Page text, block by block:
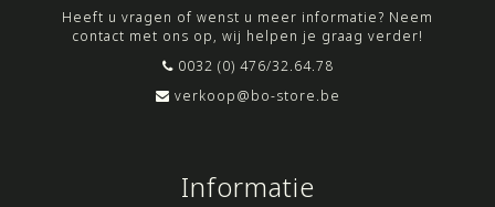
Heeft u vragen of wenst u meer informatie? Neem
contact met ons op, wij helpen je graag verder!
0032 (0) 476/32.64.78
verkoop@bo-store.be
Informatie